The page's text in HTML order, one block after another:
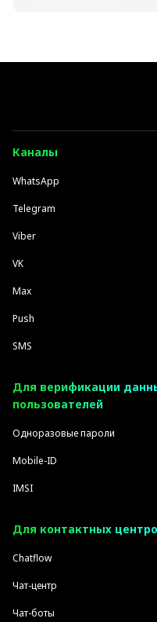
Каналы
WhatsApp
Telegram
Viber
VK
Max
Push
SMS
Для верификации
пользователей
Одноразовые пароли
Mobile-ID
IMSI
Для контактных
Chatflow
Чат-центр
Чат-боты